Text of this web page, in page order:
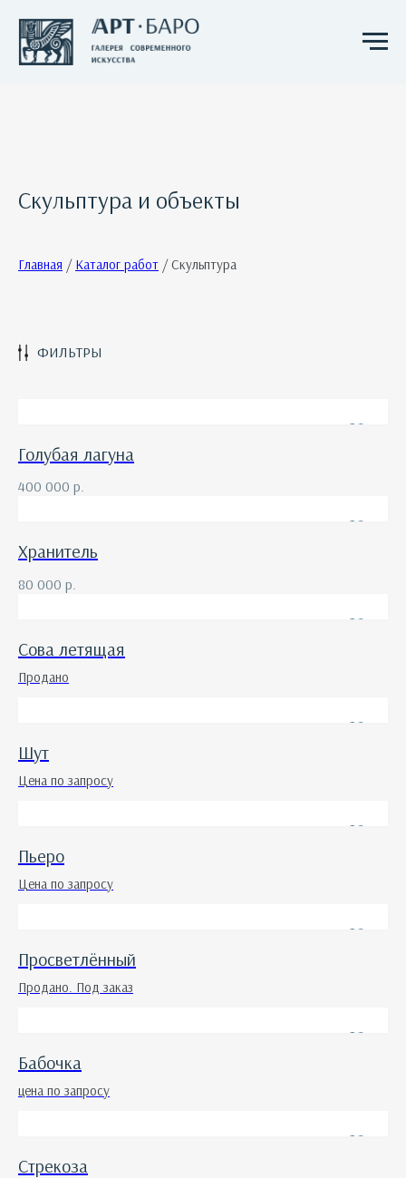
Скульптура и объекты
Главная / Каталог работ / Скульптура
ФИЛЬТРЫ
Голубая лагуна
400 000 р.
Хранитель
80 000 р.
Сова летящая
Продано
Шут
Цена по запросу
Пьеро
Цена по запросу
Просветлённый
Продано. Под заказ
Бабочка
цена по запросу
Стрекоза